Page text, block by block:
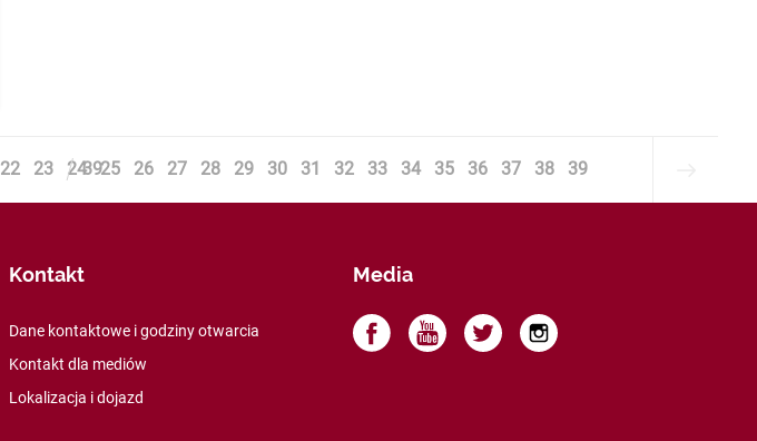
22 23 24 25 26 27 28 29 30 31 32 33 34 35 36 37 38 39
39
Kontakt
Dane kontaktowe i godziny otwarcia
Kontakt dla mediów
Lokalizacja i dojazd
Media